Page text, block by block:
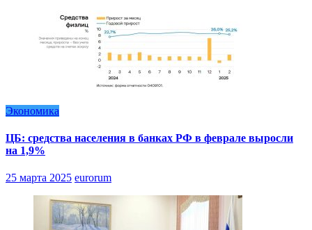
Экономика
ЦБ: средства населения в банках РФ в феврале выросли
на 1,9%
25 марта 2025 eurorum